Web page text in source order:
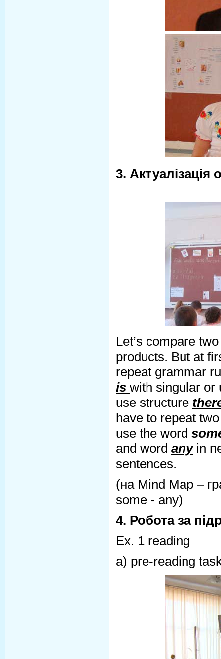
3. Актуалізація
Let’s compare
products. But at
repeat grammar
is with singular or
use structure
have to repeat
use the word
and word anyin
sentences.
(на Mind Map –
some - any)
4. Робота за
Ex. 1 reading
a) pre-reading